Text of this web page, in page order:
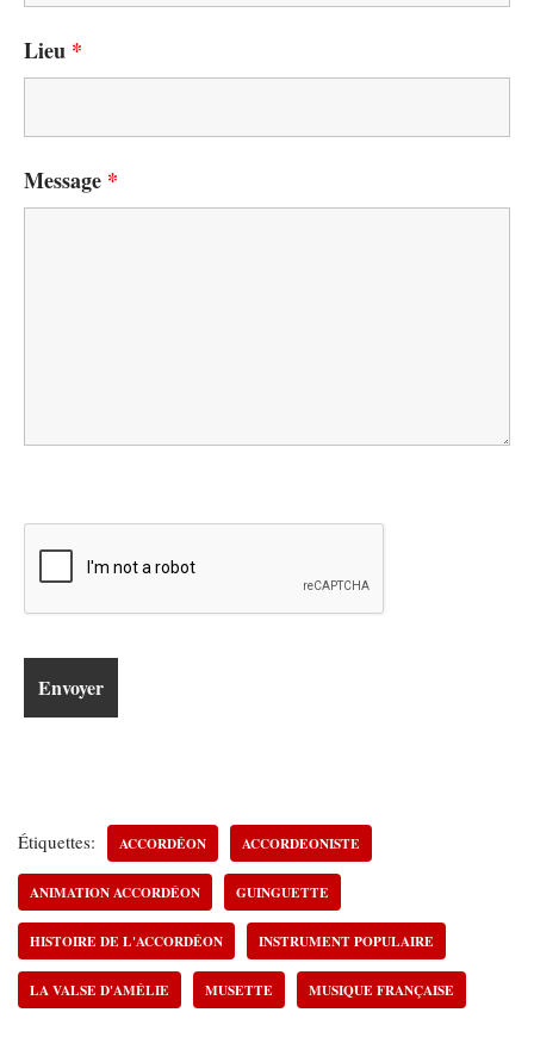
Lieu *
Message *
Étiquettes: ACCORDÉON ACCORDEONISTE
ANIMATION ACCORDÉON GUINGUETTE
HISTOIRE DE L'ACCORDÉON INSTRUMENT POPULAIRE
LA VALSE D'AMÉLIE MUSETTE MUSIQUE FRANÇAISE